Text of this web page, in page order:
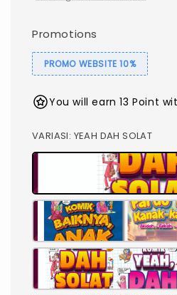
Promotions
PROMO WEBSITE 10%
You will earn 13 Point
VARIASI: YEAH DAH SOLAT